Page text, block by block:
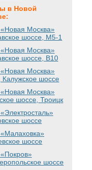
в Новой
Москва»
шоссе , М5-1
Москва»
шоссе , B10
Москва»
шоссе
Москва»
шоссе, Троицк
шоссе
шоссе
шоссе